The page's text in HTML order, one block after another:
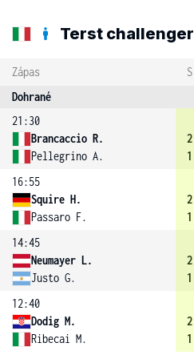
Terst challenger
Zápas S
Dohrané
21:30
Brancaccio R.
Pellegrino A.
2
1
16:55
Squire H.
Passaro F.
2
1
14:45
Neumayer L.
Justo G.
2
1
12:40
Dodig M.
Ribecai M.
2
1